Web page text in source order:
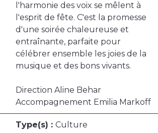
l'harmonie des voix se mêlent à
l'esprit de fête. C'est la promesse
d'une soirée chaleureuse et
entraînante, parfaite pour
célébrer ensemble les joies de la
musique et des bons vivants.
Direction Aline Behar
Accompagnement Emilia Markoff
Type(s) : Culture